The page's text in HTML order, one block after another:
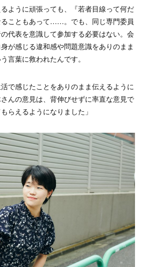
ように頑張っても、『若者目線って何だ
こともあって……。でも、同じ専門委員
代表を意識して参加する必要はない。会
が感じる違和感や問題意識をありのまま
言葉に救われたんです。
で感じたことをありのまま伝えるように
んの意見は、背伸びせずに率直な意見で
らえるようになりました」